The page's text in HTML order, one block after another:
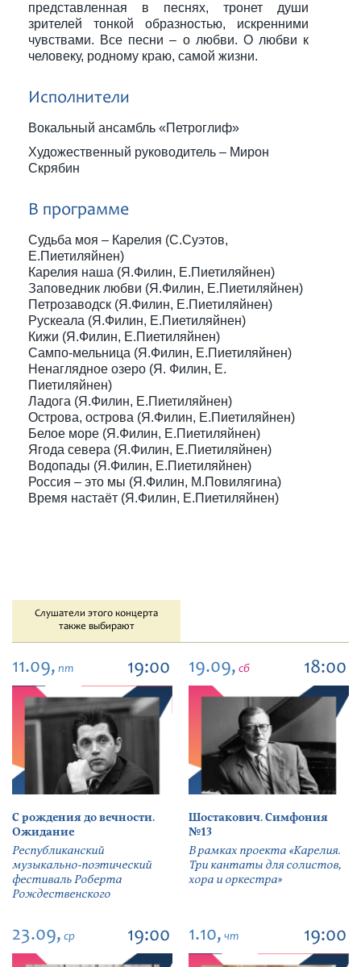
представленная в песнях, тронет души
зрителей тонкой образностью, искренними
чувствами. Все песни – о любви. О любви к
человеку, родному краю, самой жизни.
Исполнители
Вокальный ансамбль «Петроглиф»
Художественный руководитель – Мирон
Скрябин
В программе
Судьба моя – Карелия (С.Суэтов,
Е.Пиетиляйнен)
Карелия наша (Я.Филин, Е.Пиетиляйнен)
Заповедник любви (Я.Филин, Е.Пиетиляйнен)
Петрозаводск (Я.Филин, Е.Пиетиляйнен)
Рускеала (Я.Филин, Е.Пиетиляйнен)
Кижи (Я.Филин, Е.Пиетиляйнен)
Сампо-мельница (Я.Филин, Е.Пиетиляйнен)
Ненаглядное озеро (Я. Филин, Е.
Пиетиляйнен)
Ладога (Я.Филин, Е.Пиетиляйнен)
Острова, острова (Я.Филин, Е.Пиетиляйнен)
Белое море (Я.Филин, Е.Пиетиляйнен)
Ягода севера (Я.Филин, Е.Пиетиляйнен)
Водопады (Я.Филин, Е.Пиетиляйнен)
Россия – это мы (Я.Филин, М.Повилягина)
Время настаёт (Я.Филин, Е.Пиетиляйнен)
Слушатели этого концерта
также выбирают
11.09, пт 19:00
С рождения до вечности.
Ожидание
Республиканский
музыкально-поэтический
фестиваль Роберта
Рождественского
19.09, сб 18:00
Шостакович. Симфония
№13
В рамках проекта «Карелия.
Три кантаты для солистов,
хора и оркестра»
23.09, ср 19:00 1.10, чт 19:00